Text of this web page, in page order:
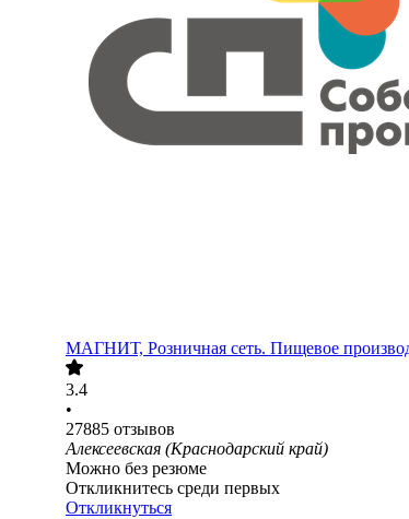
МАГНИТ, Розничная сеть. Пищевое
3.4
•
27885 отзывов
Алексеевская (Краснодарский край)
Можно без резюме
Откликнитесь среди первых
Откликнуться